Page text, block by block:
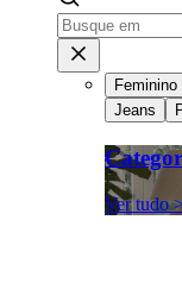
Feminino
Jeans
Ver tudo